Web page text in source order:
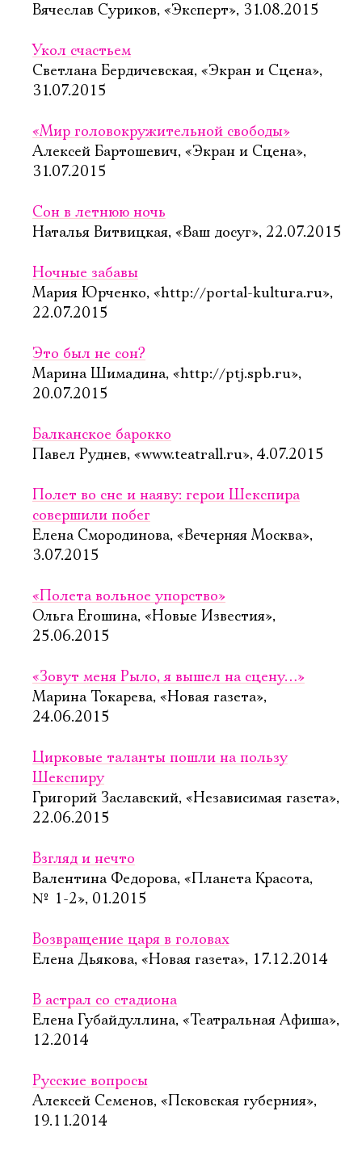
Вячеслав Суриков, «Эксперт», 31.08.2015
Укол счастьем
Светлана Бердичевская, «Экран и Сцена»,
31.07.2015
«Мир головокружительной свободы»
Алексей Бартошевич, «Экран и Сцена»,
31.07.2015
Сон в летнюю ночь
Наталья Витвицкая, «Ваш досуг», 22.07.2015
Ночные забавы
Мария Юрченко, «http://portal-kultura.ru»,
22.07.2015
Это был не сон?
Марина Шимадина, «http://ptj.spb.ru»,
20.07.2015
Балканское барокко
Павел Руднев, «www.teatrall.ru», 4.07.2015
Полет во сне и наяву: герои Шекспира
совершили побег
Елена Смородинова, «Вечерняя Москва»,
3.07.2015
«Полета вольное упорство»
Ольга Егошина, «Новые Известия»,
25.06.2015
«Зовут меня Рыло, я вышел на сцену…»
Марина Токарева, «Новая газета»,
24.06.2015
Цирковые таланты пошли на пользу
Шекспиру
Григорий Заславский, «Независимая газета»,
22.06.2015
Взгляд и нечто
Валентина Федорова, «Планета Красота,
№ 1-2», 01.2015
Возвращение царя в головах
Елена Дьякова, «Новая газета», 17.12.2014
В астрал со стадиона
Елена Губайдуллина, «Театральная Афиша»,
12.2014
Русские вопросы
Алексей Семенов, «Псковская губерния»,
19.11.2014